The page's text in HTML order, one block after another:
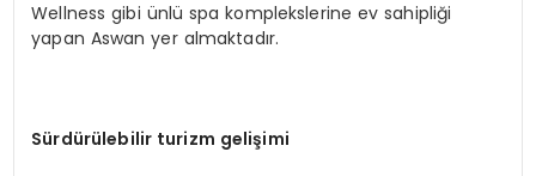
Wellness gibi ünlü spa komplekslerine ev sahipliği
yapan Aswan yer almaktadır.
Sürdürülebilir turizm gelişimi